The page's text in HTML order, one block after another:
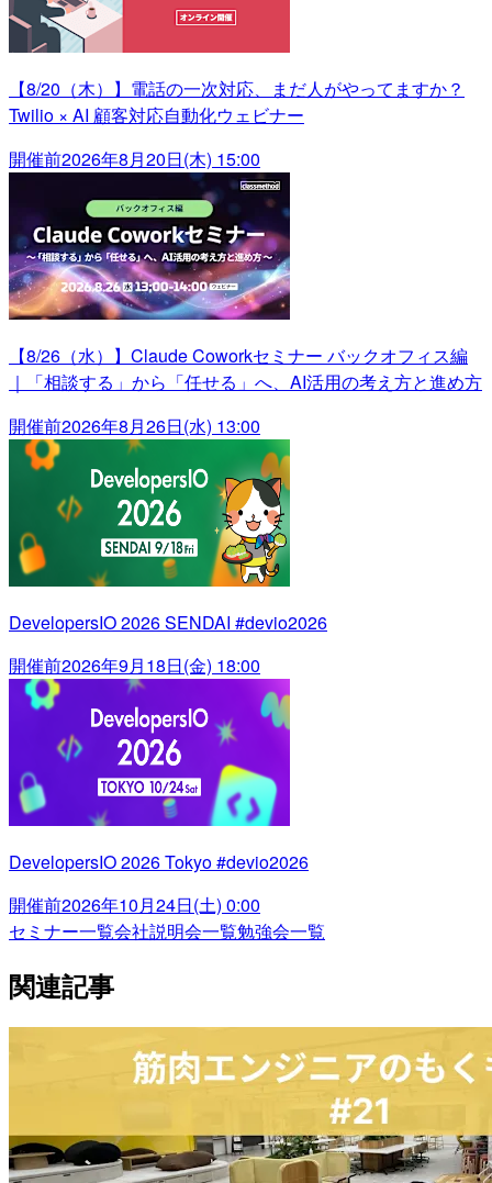
【8/20（木）】電話の一次対応、まだ人がやってますか？
Twilio × AI 顧客対応自動化ウェビナー
開催前2026年8月20日(木) 15:00
【8/26（水）】Claude Coworkセミナー バックオフィス編
｜「相談する」から「任せる」へ、AI活用の考え方と進め方
開催前2026年8月26日(水) 13:00
DevelopersIO 2026 SENDAI #devio2026
開催前2026年9月18日(金) 18:00
DevelopersIO 2026 Tokyo #devio2026
開催前2026年10月24日(土) 0:00
セミナー一覧会社説明会一覧勉強会一覧
関連記事